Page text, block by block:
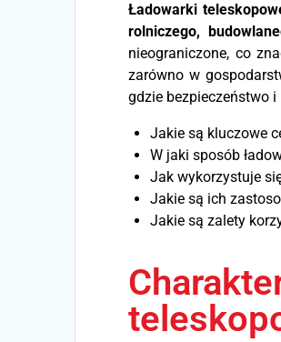
Ładowarki
rolniczego,
nieograniczone, co
zarówno w
gdzie bezpieczeństwo
Jakie są kluczowe
W jaki sposób
Jak wykorzystuje
Jakie są ich
Jakie są zalety